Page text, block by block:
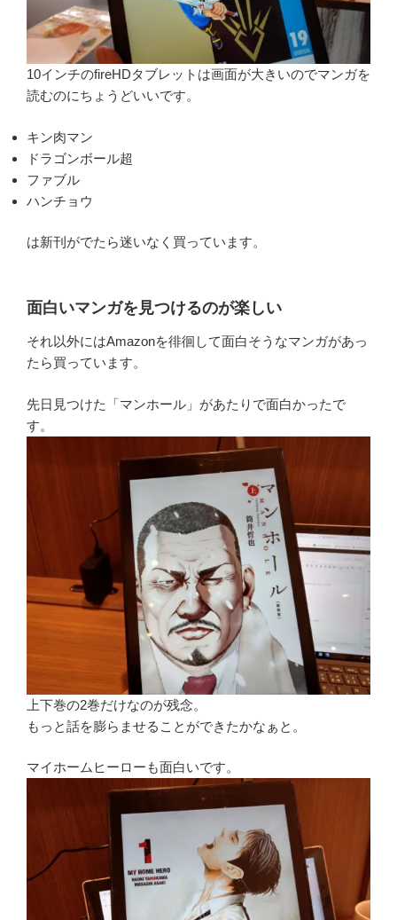
10インチのfireHDタブレットは画面が大きいのでマンガを
読むのにちょうどいいです。
キン肉マン
ドラゴンボール超
ファブル
ハンチョウ
は新刊がでたら迷いなく買っています。
面白いマンガを見つけるのが楽しい
それ以外にはAmazonを徘徊して面白そうなマンガがあっ
たら買っています。
先日見つけた「マンホール」があたりで面白かったで
す。
上下巻の2巻だけなのが残念。
もっと話を膨らませることができたかなぁと。
マイホームヒーローも面白いです。